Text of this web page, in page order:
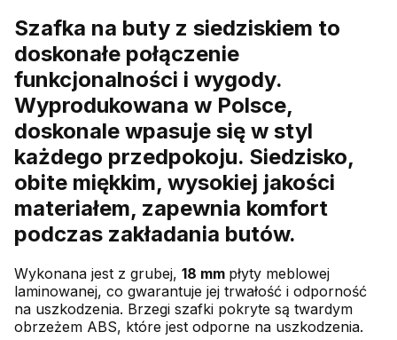
Szafka na buty z siedziskiem to
doskonałe połączenie
funkcjonalności i wygody.
Wyprodukowana w Polsce,
doskonale wpasuje się w styl
każdego przedpokoju. Siedzisko,
obite miękkim, wysokiej jakości
materiałem, zapewnia komfort
podczas zakładania butów.
Wykonana jest z grubej, 18 mm płyty meblowej
laminowanej, co gwarantuje jej trwałość i odporność
na uszkodzenia. Brzegi szafki pokryte są twardym
obrzeżem ABS, które jest odporne na uszkodzenia.